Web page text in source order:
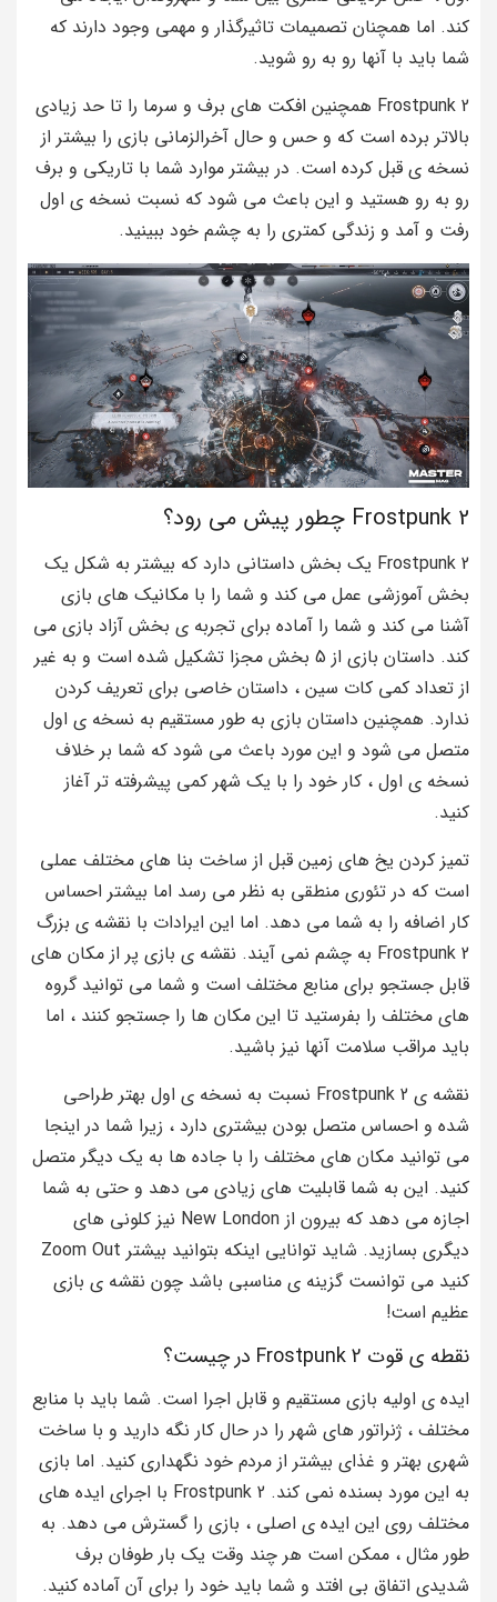
کند. اما همچنان تصمیمات تاثیرگذار و مهمی وجود دارند که
شما باید با آنها رو به رو شوید.
Frostpunk 2 همچنین افکت های برف و سرما را تا حد زیادی
بالاتر برده است که و حس و حال آخرالزمانی بازی را بیشتر از
نسخه ی قبل کرده است. در بیشتر موارد شما با تاریکی و برف
رو به رو هستید و این باعث می شود که نسبت نسخه ی اول
رفت و آمد و زندگی کمتری را به چشم خود ببینید.
Frostpunk 2 چطور پیش می رود؟
Frostpunk 2 یک بخش داستانی دارد که بیشتر به شکل یک
بخش آموزشی عمل می کند و شما را با مکانیک های بازی
آشنا می کند و شما را آماده برای تجربه ی بخش آزاد بازی می
کند. داستان بازی از 5 بخش مجزا تشکیل شده است و به غیر
از تعداد کمی کات سین ، داستان خاصی برای تعریف کردن
ندارد. همچنین داستان بازی به طور مستقیم به نسخه ی اول
متصل می شود و این مورد باعث می شود که شما بر خلاف
نسخه ی اول ، کار خود را با یک شهر کمی پیشرفته تر آغاز
کنید.
تمیز کردن یخ های زمین قبل از ساخت بنا های مختلف عملی
است که در تئوری منطقی به نظر می رسد اما بیشتر احساس
کار اضافه را به شما می دهد. اما این ایرادات با نقشه ی بزرگ
Frostpunk 2 به چشم نمی آیند. نقشه ی بازی پر از مکان های
قابل جستجو برای منابع مختلف است و شما می توانید گروه
های مختلف را بفرستید تا این مکان ها را جستجو کنند ، اما
باید مراقب سلامت آنها نیز باشید.
نقشه ی Frostpunk 2 نسبت به نسخه ی اول بهتر طراحی
شده و احساس متصل بودن بیشتری دارد ، زیرا شما در اینجا
می توانید مکان های مختلف را با جاده ها به یک دیگر متصل
کنید. این به شما قابلیت های زیادی می دهد و حتی به شما
اجازه می دهد که بیرون از New London نیز کلونی های
دیگری بسازید. شاید توانایی اینکه بتوانید بیشتر Zoom Out
کنید می توانست گزینه ی مناسبی باشد چون نقشه ی بازی
عظیم است!
نقطه ی قوت Frostpunk 2 در چیست؟
ایده ی اولیه بازی مستقیم و قابل اجرا است. شما باید با منابع
مختلف ، ژنراتور های شهر را در حال کار نگه دارید و با ساخت
شهری بهتر و غذای بیشتر از مردم خود نگهداری کنید. اما بازی
به این مورد بسنده نمی کند. Frostpunk 2 با اجرای ایده های
مختلف روی این ایده ی اصلی ، بازی را گسترش می دهد. به
طور مثال ، ممکن است هر چند وقت یک بار طوفان برف
شدیدی اتفاق بی افتد و شما باید خود را برای آن آماده کنید.